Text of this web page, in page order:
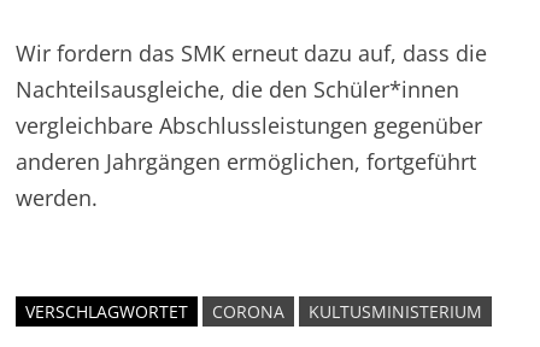
Wir fordern das SMK erneut dazu auf, dass die
Nachteilsausgleiche, die den Schüler*innen
vergleichbare Abschlussleistungen gegenüber
anderen Jahrgängen ermöglichen, fortgeführt
werden.
VERSCHLAGWORTET CORONA KULTUSMINISTERIUM